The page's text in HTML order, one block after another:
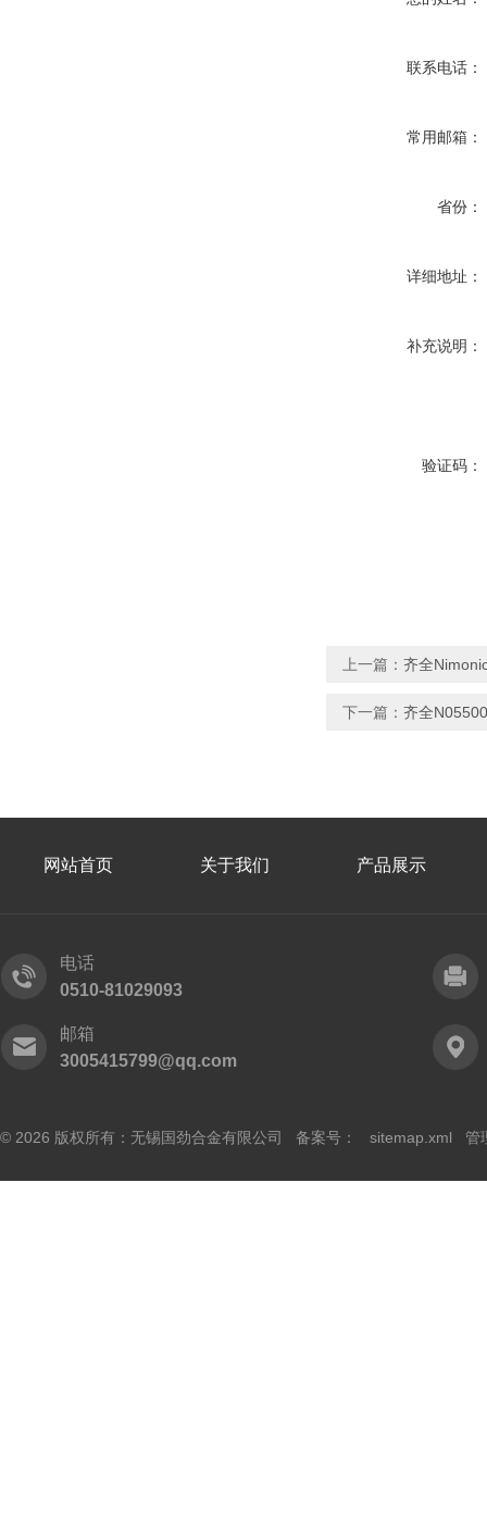
联系电话：
常用邮箱：
省份：
详细地址：
补充说明：
验证码：
上一篇： 齐全
下一篇： 齐全
网站首页 关于我们 产品展示
电话
0510-81029093
邮箱
3005415799@qq.com
© 2026 版权所有：无锡国劲合金有限公司 备案号： sitemap.xml 管